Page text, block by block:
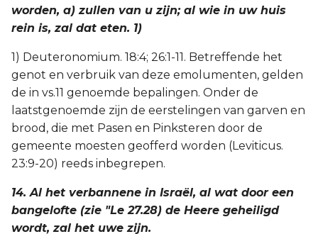
worden, a) zullen van u zijn; al wie in uw huis
rein is, zal dat eten. 1)
1) Deuteronomium. 18:4; 26:1-11. Betreffende het
genot en verbruik van deze emolumenten, gelden
de in vs.11 genoemde bepalingen. Onder de
laatstgenoemde zijn de eerstelingen van garven en
brood, die met Pasen en Pinksteren door de
gemeente moesten geofferd worden (Leviticus.
23:9-20) reeds inbegrepen.
14. Al het verbannene in Israël, al wat door een
bangelofte (zie "Le 27.28) de Heere geheiligd
wordt, zal het uwe zijn.